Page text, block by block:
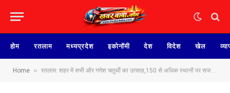
होम रतलाम मध्यप्रदेश इकोनॉमी देश विदेश खेल
Home » रतलाम: शहर में सभी और गणेश चतुर्थी का उत्साह,150 से अधिक स्थानों पर सज‌ रहे पंडाल, सुरक्षा व्यवस्था के विशेष इंतजाम